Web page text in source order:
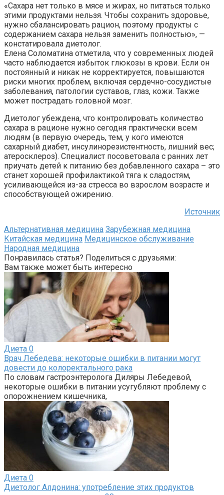
«Сахара нет только в мясе и жирах, но питаться только
этими продуктами нельзя. Чтобы сохранить здоровье,
нужно сбалансировать рацион, поэтому продукты с
содержанием сахара нельзя заменить полностью», —
констатировала диетолог.
Елена Соломатина отметила, что у современных людей
часто наблюдается избыток глюкозы в крови. Если он
постоянный и никак не корректируется, повышаются
риски многих проблем, включая сердечно-сосудистые
заболевания, патологии суставов, глаз, кожи. Также
может пострадать головной мозг.
Диетолог убеждена, что контролировать количество
сахара в рационе нужно сегодня практически всем
людям (в первую очередь, тем, у кого имеются
сахарный диабет, инсулинорезистентность, лишний вес;
атеросклероз). Специалист посоветовала с ранних лет
приучать детей к питанию без добавленного сахара – это
станет хорошей профилактикой тяга к сладостям,
усиливающейся из-за стресса во взрослом возрасте и
способствующей ожирению.
Источник
Альтернативная медицина Зарубежная медицина
Китайская медицина Медицинское обслуживание
Народная медицина
Понравилась статья? Поделиться с друзьями:
Вам также может быть интересно
Диета 0
Врач Лебедева: некоторые ошибки в питании могут
довести до колоректального рака
По словам гастроэнтеролога Диляры Лебедевой,
некоторые ошибки в питании усугубляют проблему с
опорожнением кишечника,
Диета 0
Диетолог Алдонина: употребление этих продуктов